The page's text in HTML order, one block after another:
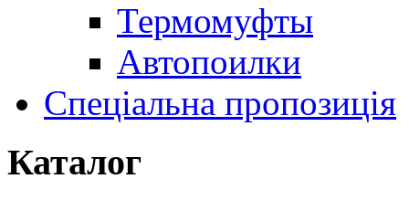
Термомуфты
Автопоилки
Спеціальна пропозиція
Каталог